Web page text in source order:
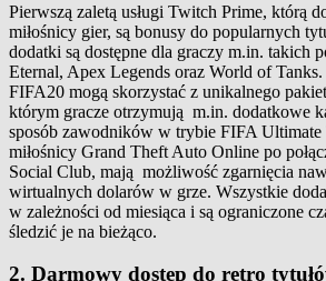
Pierwszą zaletą usługi Twitch Prime, którą
miłośnicy gier, są bonusy do popularnych
dodatki są dostępne dla graczy m.in. takich
Eternal, Apex Legends oraz World of
FIFA20 mogą skorzystać z unikalnego
którym gracze otrzymują m.in. dodatkowe
sposób zawodników w trybie FIFA Ultimate
miłośnicy Grand Theft Auto Online po
Social Club, mają możliwość zgarnięcia
wirtualnych dolarów w grze. Wszystkie
w zależności od miesiąca i są ograniczone
śledzić je na bieżąco.
2. Darmowy dostęp do retro